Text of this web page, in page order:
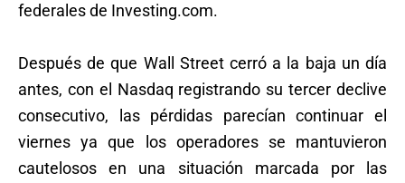
federales de Investing.com.
Después de que Wall Street cerró a la baja un día
antes, con el Nasdaq registrando su tercer declive
consecutivo, las pérdidas parecían continuar el
viernes ya que los operadores se mantuvieron
cautelosos en una situación marcada por las